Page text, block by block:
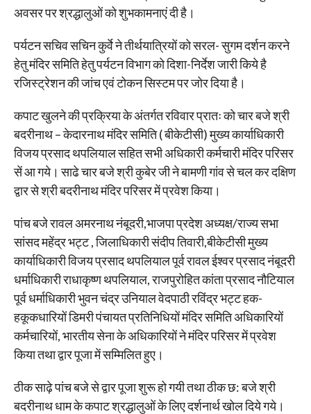
अवसर पर श्रद्धालुओं को शुभकामनाएं दी है।
पर्यटन सचिव सचिन कुर्वे ने तीर्थयात्रियों को सरल- सुगम दर्शन करने
हेतु मंदिर समिति हेतु पर्यटन विभाग को दिशा-निर्देश जारी किये है
रजिस्ट्रेशन की जांच एवं टोकन सिस्टम पर जोर दिया है।
कपाट खुलने की प्रक्रिया के अंतर्गत रविवार प्रातः को चार बजे श्री
बदरीनाथ – केदारनाथ मंदिर समिति ( बीकेटीसी) मुख्य कार्याधिकारी
विजय प्रसाद थपलियाल सहित सभी अधिकारी कर्मचारी मंदिर परिसर
सें आ गये। साढे चार बजे श्री कुबेर जी ने बामणी गांव से चल कर दक्षिण
द्वार से श्री बदरीनाथ मंदिर परिसर में प्रवेश किया।
पांच बजे रावल अमरनाथ नंबूदरी,भाजपा प्रदेश अध्यक्ष/राज्य सभा
सांसद महेंद्र भट्ट , जिलाधिकारी संदीप तिवारी,बीकेटीसी मुख्य
कार्याधिकारी विजय प्रसाद थपलियाल पूर्व रावल ईश्वर प्रसाद नंबूदरी
धर्माधिकारी राधाकृष्ण थपलियाल, राजपुरोहित कांता प्रसाद नौटियाल
पूर्व धर्माधिकारी भुवन चंद्र उनियाल वेदपाठी रविंद्र भट्ट हक-
हकूकधारियों डिमरी पंचायत प्रतिनिधियों मंदिर समिति अधिकारियों
कर्मचारियों, भारतीय सेना के अधिकारियों ने मंदिर परिसर में प्रवेश
किया तथा द्वार पूजा में सम्मिलित हुए।
ठीक साढ़े पांच बजे से द्वार पूजा शुरू हो गयी तथा ठीक छ: बजे श्री
बदरीनाथ धाम के कपाट श्रद्धालुओं के लिए दर्शनार्थ खोल दिये गये।